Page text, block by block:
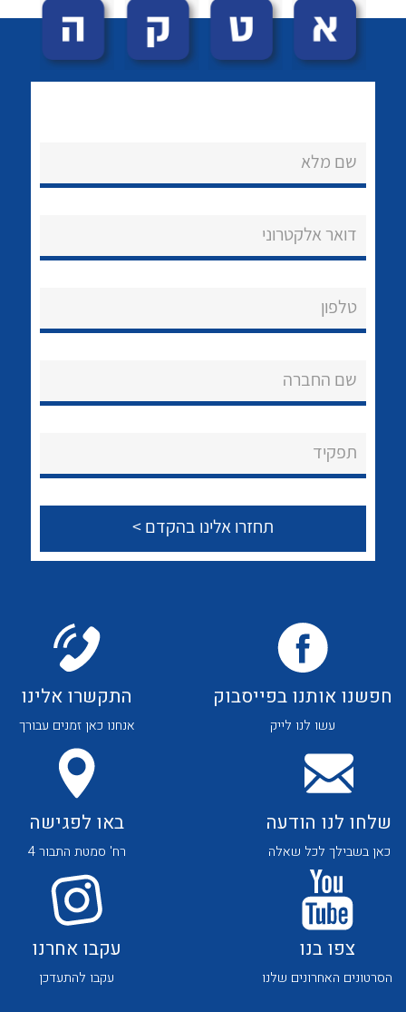
הצוות שלנו
שירותי תמיכה
לכל מוצרי היצרן לכל מוצרי היצרן
לכל מוצרי היצרן לכל מוצרי היצרן
לכל מוצרי היצרן לכל מוצרי היצרן
שם מלא
דואר אלקטרוני
טלפון
שם החברה
תפקיד
חפשנו אותנו בפייסבוק
עשו לנו לייק
התקשרו אלינו
אנחנו כאן זמנים עבורך
שלחו לנו הודעה
כאן בשבילך לכל שאלה
באו לפגישה
רח' סמטת התבור 4
צפו בנו
הסרטונים האחרונים שלנו
עקבו אחרנו
עקבו להתעדכן